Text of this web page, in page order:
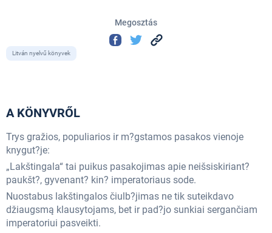
Megosztás
Litván nyelvű könyvek
A KÖNYVRŐL
Trys gražios, populiarios ir m?gstamos pasakos vienoje
knygut?je:
„Lakštingala“ tai puikus pasakojimas apie neišsiskiriant?
paukšt?, gyvenant? kin? imperatoriaus sode.
Nuostabus lakštingalos čiulb?jimas ne tik suteikdavo
džiaugsmą klausytojams, bet ir pad?jo sunkiai sergančiam
imperatoriui pasveikti.